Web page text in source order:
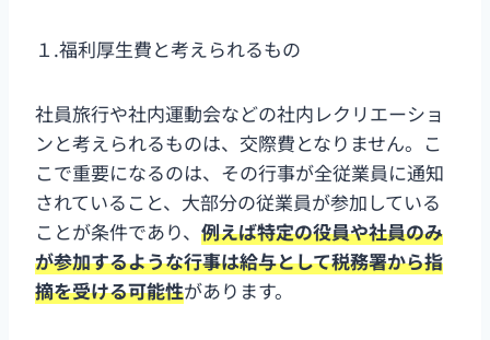
１.福利厚生費と考えられるもの
社員旅行や社内運動会などの社内レクリエーショ
ンと考えられるものは、交際費となりません。こ
こで重要になるのは、その行事が全従業員に通知
されていること、大部分の従業員が参加している
ことが条件であり、 例えば特定の役員や社員のみ
が参加するような行事は給与として税務署から指
摘を受ける可能性があります。